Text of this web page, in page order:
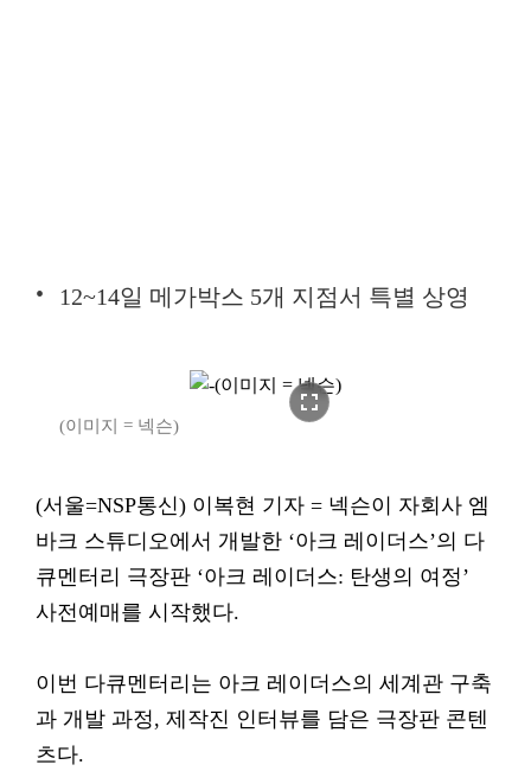
12~14일 메가박스 5개 지점서 특별 상영
fullscreen
(이미지 = 넥슨)
(서울=NSP통신) 이복현 기자 = 넥슨이 자회사 엠
바크 스튜디오에서 개발한 ‘아크 레이더스’의 다
큐멘터리 극장판 ‘아크 레이더스: 탄생의 여정’
사전예매를 시작했다.
이번 다큐멘터리는 아크 레이더스의 세계관 구축
과 개발 과정, 제작진 인터뷰를 담은 극장판 콘텐
츠다.